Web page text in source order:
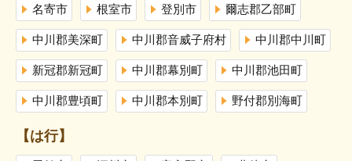
名寄市 根室市 登別市 爾志郡乙部町
中川郡美深町 中川郡音威子府村 中川郡中川町
新冠郡新冠町 中川郡幕別町 中川郡池田町
中川郡豊頃町 中川郡本別町 野付郡別海町
【は行】